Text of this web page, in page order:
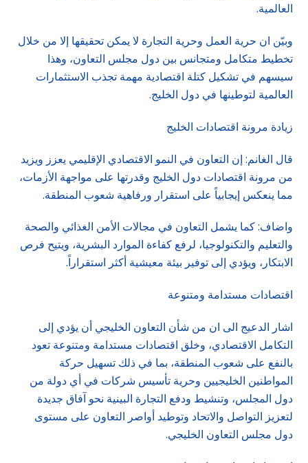
العالمية.
وبيّن ان حرية العمل وحرية التجارة لا يمكن تحقيقها إلا من خلال
تخطيط متكامل ومتجانس بين دول مجلس التعاون، وهذا
سيسهم في تشكيل كتلة اقتصادية مهمة تجذب الاستثمارات
العالمية لتوطينها في دول الخليج.
زيادة مرونة اقتصادات الخليج
قال الغانم: إن التعاون في النمو الاقتصادي الإقليمي يعزز ويزيد
من مرونة اقتصادات دول الخليج وقدرتها على مواجهة الأزمات،
مما ينعكس إيجابياً على استقرار ورفاهية شعوب المنطقة.
واضاف: كما يشمل التعاون في مجالات الأمن الغذائي والصحة
والتعليم والتكنولوجيا، لرفع كفاءة الموارد البشرية، ويتيح فرص
الابتكار، ويؤدي إلى توفير بيئة معيشية أكثر استقراراً.
اقتصادات مستدامة ومتنوعة
اشار الدعيج الى ان من شأن التعاون الخليجي أن يؤدي إلى
التكامل الاقتصادي، وخلق اقتصادات مستدامة ومتنوعة تعود
بالنفع على شعوب المنطقة، بما في ذلك تسهيل حركة
المواطنين الخليجيين وحرية تأسيس شركات في أي دولة من
دول المجلس، وتنشيط ودفع التجارة البينية نحو آفاق جديدة
لتعزيز التواصل والاتحاد وتوطيد أواصر التعاون على مستوى
دول مجلس التعاون الخليجي.